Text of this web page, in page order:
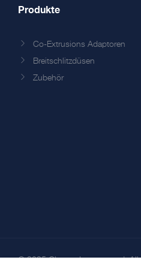
Produkte
Co-Extrusions Adaptoren
Breitschlitzdüsen
Zubehör
© 2025 Cloeren Incorporated.